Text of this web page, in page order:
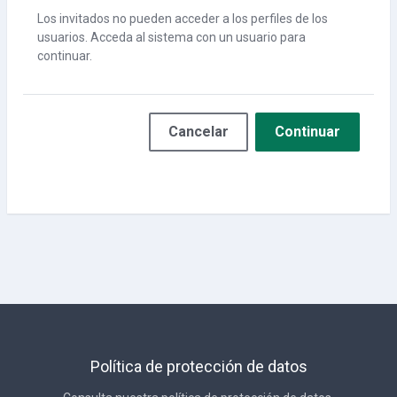
Los invitados no pueden acceder a los perfiles de los
usuarios. Acceda al sistema con un usuario para
continuar.
Cancelar Continuar
Política de protección de datos